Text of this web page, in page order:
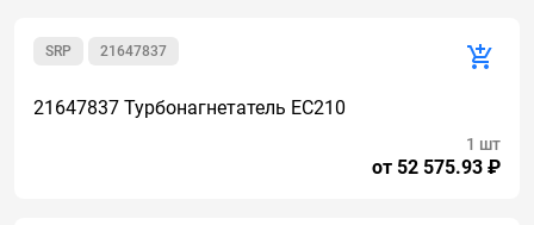
21647837
SRP
21647837 Турбонагнетатель EC210
от 52 575.93 ₽
1 шт